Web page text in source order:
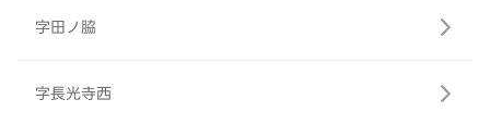
字田ノ脇
字長光寺西